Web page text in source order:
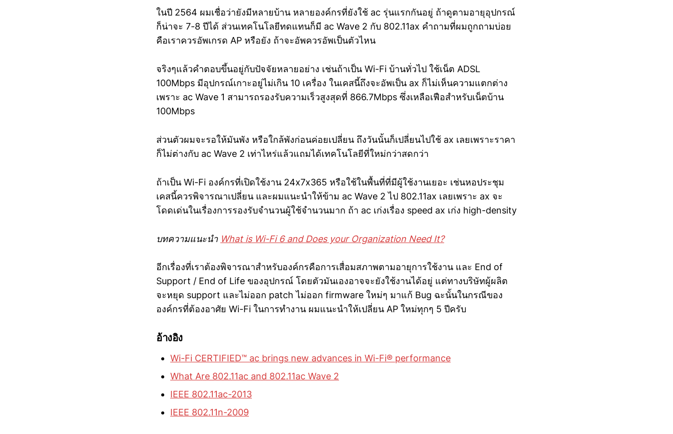
ในปี 2564 ผมเชื่อว่ายังมีหลายบ้าน หลายองค์กรที่ยังใช้ ac รุ่นแรกกันอยู่ ถ้าดูตามอายุอุปกรณ์
ก็น่าจะ 7-8 ปีได้ ส่วนเทคโนโลยีทดแทนก็มี ac Wave 2 กับ 802.11ax คำถามที่ผมถูกถามบ่อย
คือเราควรอัพเกรด AP หรือยัง ถ้าจะอัพควรอัพเป็นตัวไหน
จริงๆแล้วคำตอบขึ้นอยู่กับปัจจัยหลายอย่าง เช่นถ้าเป็น Wi-Fi บ้านทั่วไป ใช้เน็ต ADSL
100Mbps มีอุปกรณ์เกาะอยู่ไม่เกิน 10 เครื่อง ในเคสนี้ถึงจะอัพเป็น ax ก็ไม่เห็นความแตกต่าง
เพราะ ac Wave 1 สามารถรองรับความเร็วสูงสุดที่ 866.7Mbps ซึ่งเหลือเฟือสำหรับเน็ตบ้าน
100Mbps
ส่วนตัวผมจะรอให้มันพัง หรือใกล้พังก่อนค่อยเปลี่ยน ถึงวันนั้นก็เปลี่ยนไปใช้ ax เลยเพราะราคา
ก็ไม่ต่างกับ ac Wave 2 เท่าไหร่แล้วแถมได้เทคโนโลยีที่ใหม่กว่าสดกว่า
ถ้าเป็น Wi-Fi องค์กรที่เปิดใช้งาน 24x7x365 หรือใช้ในพื้นที่ที่มีผู้ใช้งานเยอะ เช่นหอประชุม
เคสนี้ควรพิจารณาเปลี่ยน และผมแนะนำให้ข้าม ac Wave 2 ไป 802.11ax เลยเพราะ ax จะ
โดดเด่นในเรื่องการรองรับจำนวนผู้ใช้จำนวนมาก ถ้า ac เก่งเรื่อง speed ax เก่ง high-density
บทความแนะนำ What is Wi-Fi 6 and Does your Organization Need It?
อีกเรื่องที่เราต้องพิจารณาสำหรับองค์กรคือการเสื่อมสภาพตามอายุการใช้งาน และ End of
Support / End of Life ของอุปกรณ์ โดยตัวมันเองอาจจะยังใช้งานได้อยู่ แต่ทางบริษัทผู้ผลิต
จะหยุด support และไม่ออก patch ไม่ออก firmware ใหม่ๆ มาแก้ Bug ฉะนั้นในกรณีของ
องค์กรที่ต้องอาศัย Wi-Fi ในการทำงาน ผมแนะนำให้เปลี่ยน AP ใหม่ทุกๆ 5 ปีครับ
อ้างอิง
Wi-Fi CERTIFIED™ ac brings new advances in Wi-Fi® performance
What Are 802.11ac and 802.11ac Wave 2
IEEE 802.11ac-2013
IEEE 802.11n-2009